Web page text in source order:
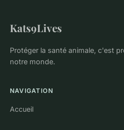
Kats9Lives
Protéger la santé animale, c'est
notre monde.
NAVIGATION
Accueil